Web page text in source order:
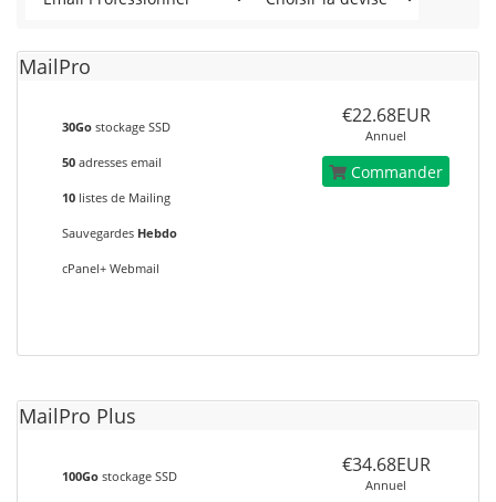
MailPro
30Go stockage SSD
50 adresses email
10 listes de Mailing
Sauvegardes Hebdo
cPanel+ Webmail
€22.68EUR
Annuel
Commander
MailPro Plus
100Go stockage SSD €34.68EUR
Annuel